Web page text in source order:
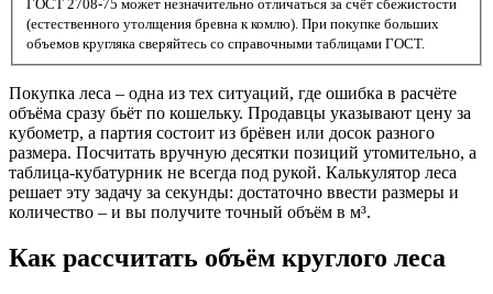
ГОСТ 2708-75 может незначительно отличаться за счёт сбежистости
(естественного утолщения бревна к комлю). При покупке больших
объемов кругляка сверяйтесь со справочными таблицами ГОСТ.
Покупка леса – одна из тех ситуаций, где ошибка в расчёте
объёма сразу бьёт по кошельку. Продавцы указывают цену за
кубометр, а партия состоит из брёвен или досок разного
размера. Посчитать вручную десятки позиций утомительно, а
таблица-кубатурник не всегда под рукой. Калькулятор леса
решает эту задачу за секунды: достаточно ввести размеры и
количество – и вы получите точный объём в м³.
Как рассчитать объём круглого леса